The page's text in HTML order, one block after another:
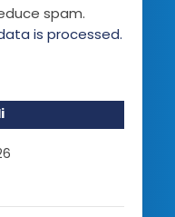
spam.
is processed.